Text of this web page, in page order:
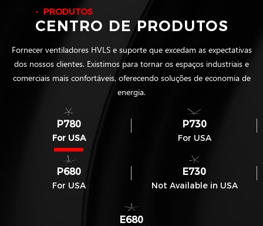
PRODUTOS
CENTRO DE PRODUTOS
Fornecer ventiladores HVLS e suporte que excedam as expectativas
dos nossos clientes. Existimos para tornar os espaços industriais e
comerciais mais confortáveis, oferecendo soluções de economia de
energia.
P780
For USA
P730
For USA
P680
For USA
E730
Not Available in USA
E680